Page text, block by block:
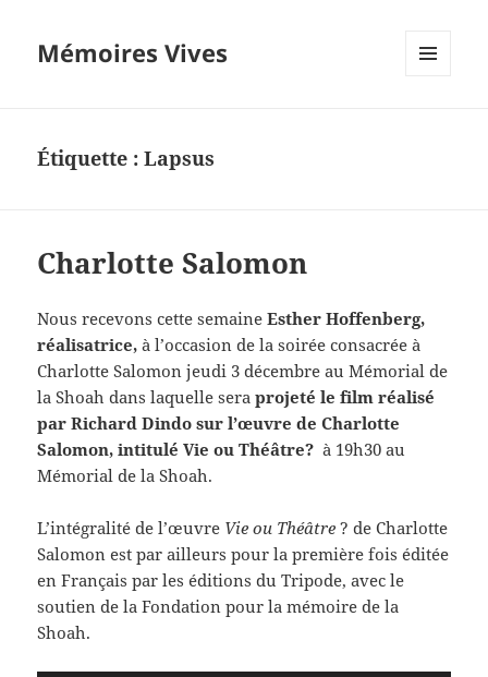
Mémoires Vives
Étiquette :Lapsus
Charlotte Salomon
Nous recevons cette semaineEsther Hoffenberg,
réalisatrice,à l’occasion de la soirée consacrée à
Charlotte Salomon jeudi 3 décembre au Mémorial de
la Shoah dans laquelle seraprojeté le film réalisé
par Richard Dindo sur l’œuvre de Charlotte
Salomon, intitulé Vie ou Théâtre? à 19h30 au
Mémorial de la Shoah.
L’intégralité de l’œuvre Vie ou Théâtre ? de Charlotte
Salomon est par ailleurs pour la première fois éditée
en Français par les éditions du Tripode, avec le
soutien de la Fondation pour la mémoire de la
Shoah.